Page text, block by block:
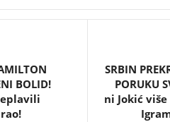
BOLID!
SRBIN
PORUKU
ni Jokić